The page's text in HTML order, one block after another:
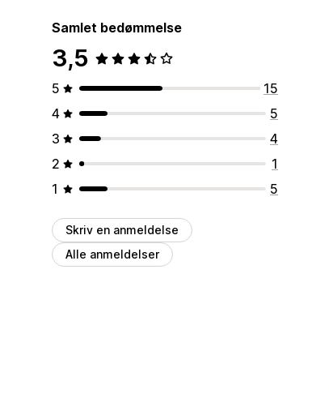
Samlet bedømmelse
3,5
5
15
4
5
3
4
2
1
1
5
Skriv en anmeldelse
Alle anmeldelser